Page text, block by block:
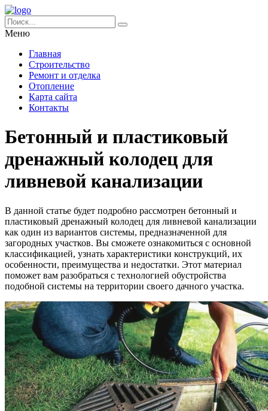
Меню
Главная
Строительство
Ремонт и отделка
Отопление
Карта сайта
Контакты
Бетонный и пластиковый
дренажный колодец для
ливневой канализации
В данной статье будет подробно рассмотрен бетонный и
пластиковый дренажный колодец для ливневой канализации
как один из вариантов системы, предназначенной для
загородных участков. Вы сможете ознакомиться с основной
классификацией, узнать характеристики конструкций, их
особенности, преимущества и недостатки. Этот материал
поможет вам разобраться с технологией обустройства
подобной системы на территории своего дачного участка.